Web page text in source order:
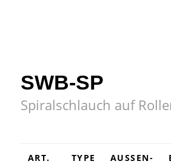
SWB-SP
Spiralschlauch auf
ART.
TYPE
AUSSEN-Ø